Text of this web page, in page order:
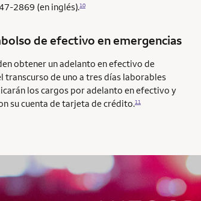
2869 (en inglés).10
de efectivo en emergencias
obtener un adelanto en efectivo de
transcurso de uno a tres días laborables
los cargos por adelanto en efectivo y
su cuenta de tarjeta de crédito.11